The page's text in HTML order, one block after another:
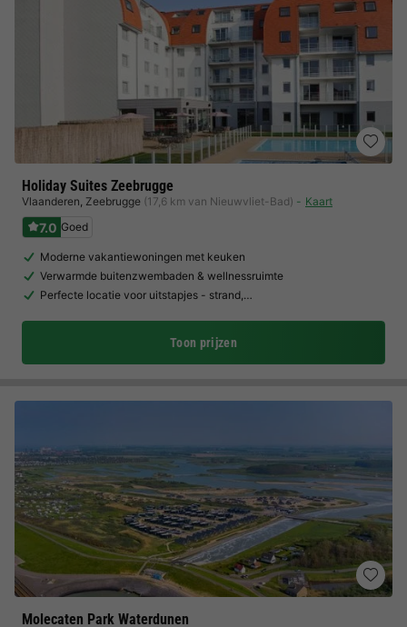
Holiday Suites Zeebrugge
Vlaanderen, Zeebrugge (17,6 km van Nieuwvliet-Bad) Kaart
7.0 Goed
Moderne vakantiewoningen met keuken
Verwarmde buitenzwembaden & wellnessruimte
Perfecte locatie voor uitstapjes - strand,…
Toon prijzen
Molecaten Park Waterdunen